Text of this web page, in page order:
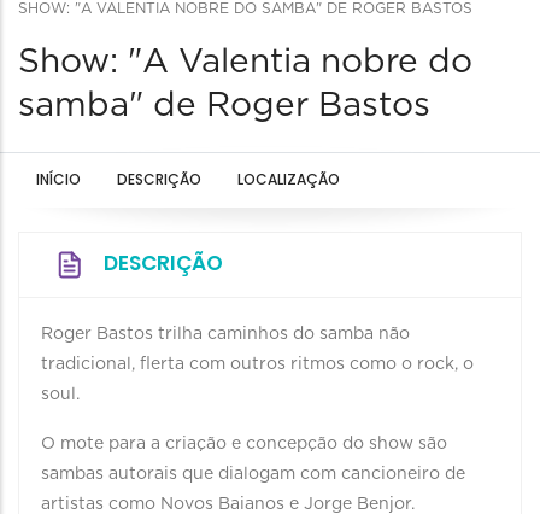
SHOW: "A VALENTIA NOBRE DO SAMBA" DE ROGER BASTOS
Show: "A Valentia nobre do
samba" de Roger Bastos
INÍCIO DESCRIÇÃO LOCALIZAÇÃO
DESCRIÇÃO
Roger Bastos trilha caminhos do samba não
tradicional, flerta com outros ritmos como o rock, o
soul.
O mote para a criação e concepção do show são
sambas autorais que dialogam com cancioneiro de
artistas como Novos Baianos e Jorge Benjor.